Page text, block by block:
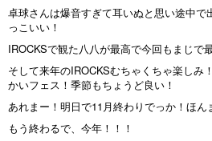
卓球さんは爆音すぎて耳いぬと思い途中
っこいい！
IROCKSで観た八八が最高で今回もまじで
そして来年のIROCKSむちゃくちゃ楽しみ
かいフェス！季節もちょうど良い！
あれまー！明日で11月終わりでっか！ほん
もう終わるで、今年！！！